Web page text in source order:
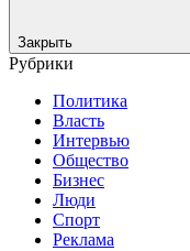
Закрыть
Рубрики
Политика
Власть
Интервью
Общество
Бизнес
Люди
Спорт
Реклама